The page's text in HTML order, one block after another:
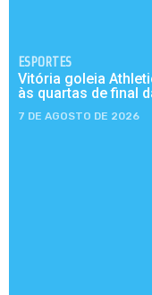
ESPORTES
Vitória goleia
às quartas de final
7 DE AGOSTO DE 2026